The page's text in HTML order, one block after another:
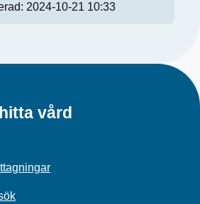
2024-10-21 10:33
vård